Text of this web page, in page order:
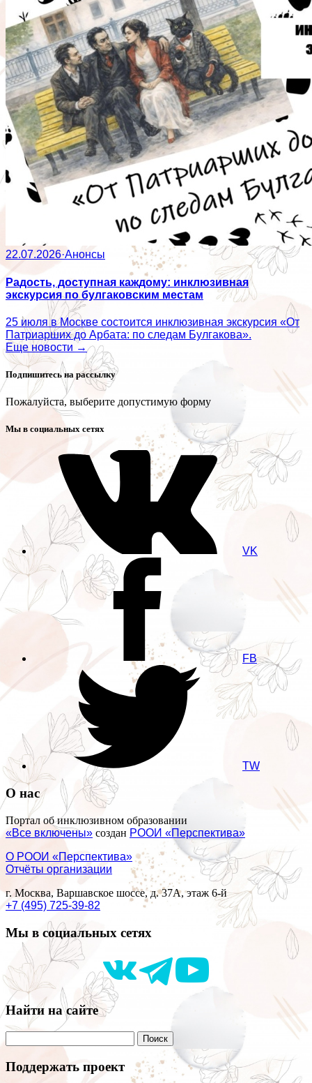
22.07.2026·Анонсы
Радость, доступная каждому: инклюзивная
экскурсия по булгаковским местам
25 июля в Москве состоится инклюзивная экскурсия «От
Патриарших до Арбата: по следам Булгакова».
Еще новости →
Подпишитесь на рассылку
Пожалуйста, выберите допустимую форму
Мы в социальных сетях
VK
FB
TW
О нас
Портал об инклюзивном образовании
«Все включены» создан РООИ «Перспектива»
О РООИ «Перспектива»
Отчёты организации
г. Москва, Варшавское шоссе, д. 37А, этаж 6-й
+7 (495) 725-39-82
Мы в социальных сетях
Найти на сайте
Поддержать проект